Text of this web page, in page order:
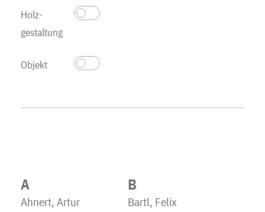
Holz­
gestaltung
Objekt
A
Ahnert, Artur
B
Bartl, Felix